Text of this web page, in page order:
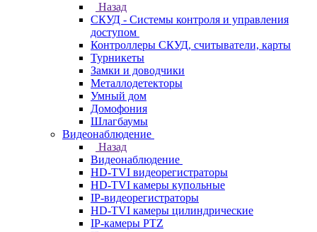
Назад
СКУД - Системы контроля и управления
доступом
Контроллеры СКУД, считыватели, карты
Турникеты
Замки и доводчики
Металлодетекторы
Умный дом
Домофония
Шлагбаумы
Видеонаблюдение
Назад
Видеонаблюдение
HD-TVI видеорегистраторы
HD-TVI камеры купольные
IP-видеорегистраторы
HD-TVI камеры цилиндрические
IP-камеры PTZ